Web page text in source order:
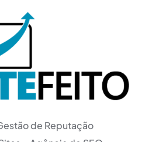
de Reputação